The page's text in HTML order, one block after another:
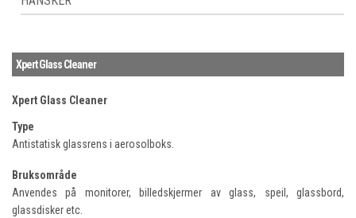
Xpert Glass Cleaner
Xpert Glass Cleaner
Type
Antistatisk glassrens i aerosolboks.
Bruksområde
Anvendes på monitorer, billedskjermer av glass, speil, glassbord,
glassdisker etc.